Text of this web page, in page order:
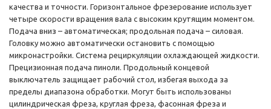
качества и точности. Горизонтальное фрезерование использует
четыре скорости вращения вала с высоким крутящим моментом.
Подача вниз – автоматическая; продольная подача – силовая.
Головку можно автоматически остановить с помощью
микронастройки. Система рециркуляции охлаждающей жидкости.
Прецизионная подача пиноли. Продольный концевой
выключатель защищает рабочий стол, избегая выхода за
пределы диапазона обработки. Могут быть использованы
цилиндрическая фреза, круглая фреза, фасонная фреза и